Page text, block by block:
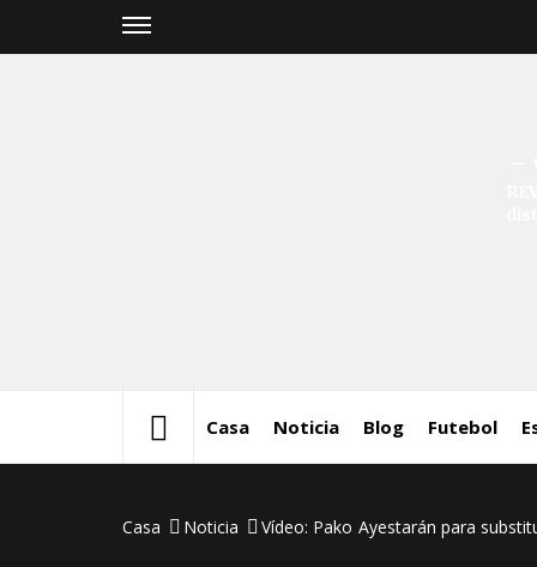
Casa Noticia Blog Futebol
Casa Noticia Vídeo: Pako Ayestarán para